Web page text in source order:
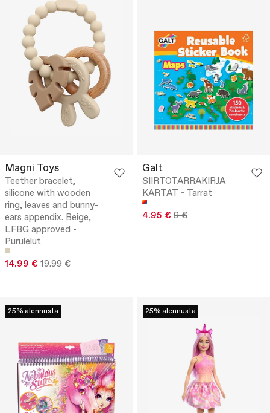
Magni Toys
Teether bracelet,
silicone with wooden
ring, leaves and bunny-
ears appendix. Beige,
LFBG approved -
Purulelut
14.99 € 19.99 €
Galt
SIIRTOTARRAKIRJA
KARTAT - Tarrat
4.95 € 9 €
25% alennusta 25% alennusta